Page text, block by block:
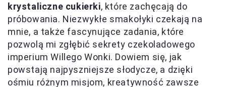
krystaliczne cukierki, które zachęcają do
próbowania. Niezwykłe smakołyki czekają na
mnie, a także fascynujące zadania, które
pozwolą mi zgłębić sekrety czekoladowego
imperium Willego Wonki. Dowiem się, jak
powstają najpyszniejsze słodycze, a dzięki
ośmiu różnym misjom, kreatywność zawsze